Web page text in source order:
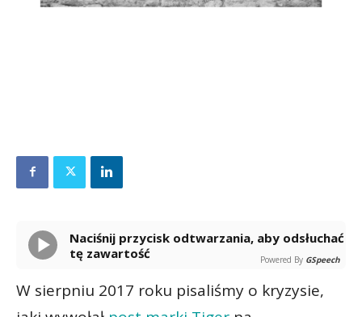
Naciśnij przycisk odtwarzania, aby odsłuchać
tę zawartość
Powered By GSpeech
W sierpniu 2017 roku pisaliśmy o kryzysie,